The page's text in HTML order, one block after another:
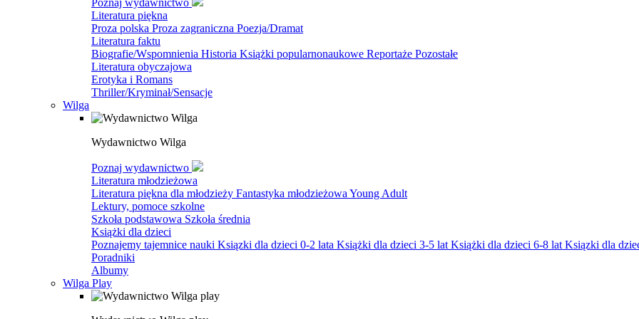
Poznaj wydawnictwo
Literatura piękna
Proza polska Proza zagraniczna Poezja/Dramat
Literatura faktu
Biografie/Wspomnienia Historia Książki popularnonaukowe Reportaże Pozostałe
Literatura obyczajowa
Erotyka i Romans
Thriller/Kryminał/Sensacje
Wilga
Wydawnictwo Wilga
Poznaj wydawnictwo
Literatura młodzieżowa
Literatura piękna dla młodzieży Fantastyka młodzieżowa Young Adult
Lektury, pomoce szkolne
Szkoła podstawowa Szkoła średnia
Książki dla dzieci
Poznajemy tajemnice nauki Ksiązki dla dzieci 0-2 lata Książki dla dzieci 3-5 lat Książki dla dzieci 6-8 lat Ksiązki dla
Poradniki
Albumy
Wilga Play